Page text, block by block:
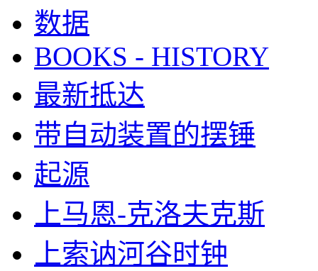
数据
BOOKS - HISTORY
最新抵达
带自动装置的摆锤
起源
上马恩-克洛夫克斯
上索讷河谷时钟